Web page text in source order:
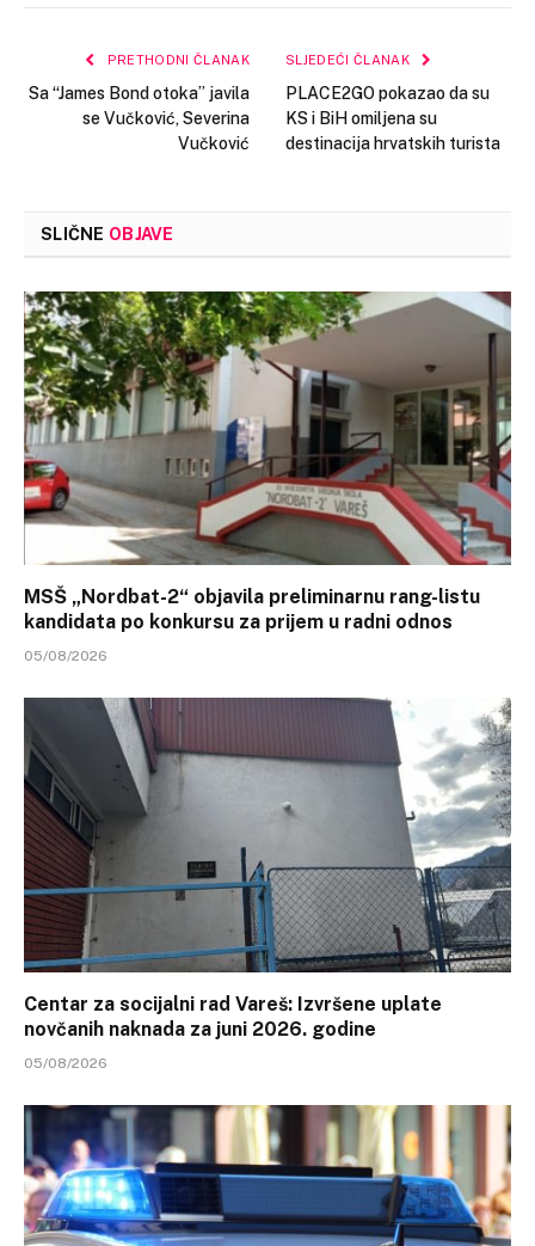
PRETHODNI ČLANAK
Sa “James Bond otoka” javila
se Vučković, Severina
Vučković
SLJEDEĆI ČLANAK
PLACE2GO pokazao da su
KS i BiH omiljena su
destinacija hrvatskih turista
SLIČNE OBJAVE
MSŠ „Nordbat-2“ objavila preliminarnu rang-listu
kandidata po konkursu za prijem u radni odnos
05/08/2026
Centar za socijalni rad Vareš: Izvršene uplate
novčanih naknada za juni 2026. godine
05/08/2026